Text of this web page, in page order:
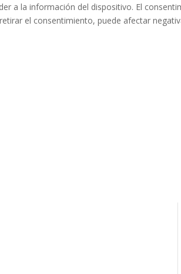
a la información del dispositivo. El
el consentimiento, puede afectar